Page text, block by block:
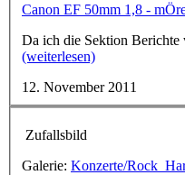
Canon EF 50mm 1,8 -
Da ich die Sektion Berichte
(weiterlesen)
12. November 2011
Zufallsbild
Galerie: Konzerte/